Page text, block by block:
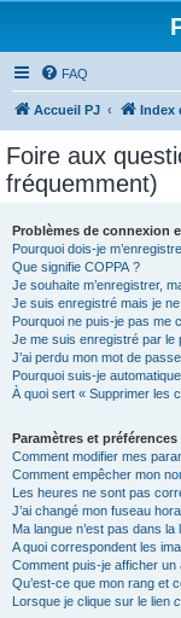
FAQ
Accueil PJ Index
Foire aux
fréquemment)
Problèmes de connexion
Pourquoi dois-je
Que signifie COPPA ?
Je souhaite m’enregistrer,
Je suis enregistré mais je
Pourquoi ne puis-je pas me
Je me suis enregistré par le
J’ai perdu mon mot de
Pourquoi suis-je
À quoi sert « Supprimer les
Paramètres et
Comment modifier mes
Comment empêcher mon
Les heures ne sont pas
J’ai changé mon fuseau
Ma langue n’est pas dans la
A quoi correspondent les
Comment puis-je afficher un
Qu’est-ce que mon rang et
Lorsque je clique sur le lien